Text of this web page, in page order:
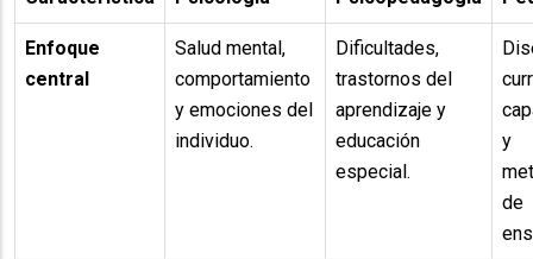
Enfoque
central
Salud mental,
comportamiento
y emociones del
individuo.
Dificultades,
trastornos del
aprendizaje y
educación
especial.
y
de